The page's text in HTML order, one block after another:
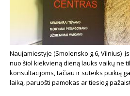
Naujamiestyje (Smolensko g.6, Vilnius)
nuo šiol kiekvieną dieną lauks vaikų ne
konsultacijoms, tačiau ir suteiks puikią
laiką, paruošti pamokas ar tiesiog